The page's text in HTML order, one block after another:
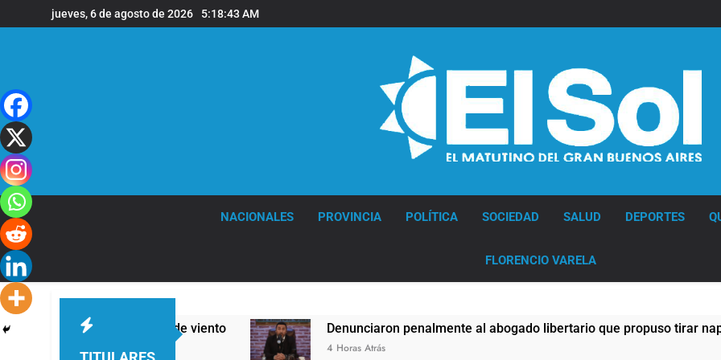
al
jueves, 6 de agosto de 2026 5:18:44 AM
NACIONALES PROVINCIA POLÍTICA SOCIEDAD SALUD DEPORTES
FLORENCIO VARELA
y fuertes ráfagas de viento Denunciaron penalmente al abogado libertario que propuso tirar napalm
4 Horas Atrás